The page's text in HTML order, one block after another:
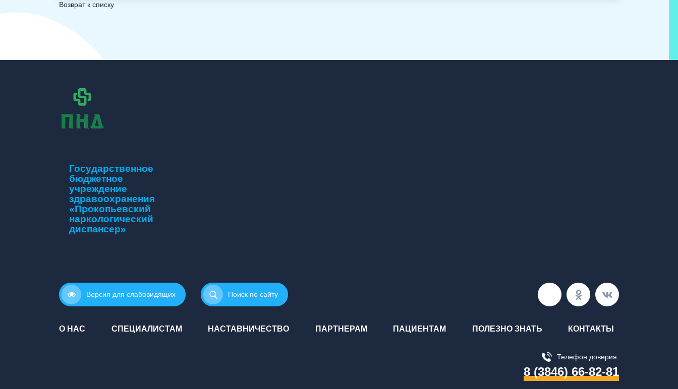
Возврат к списку
Государственное
бюджетное
учреждение
здравоохранения
«Прокопьевский
наркологический
диспансер»
Версия для слабовидящих Поиск по сайту
О НАС СПЕЦИАЛИСТАМ НАСТАВНИЧЕСТВО ПАРТНЕРАМ ПАЦИЕНТАМ ПОЛЕЗНО ЗНАТЬ КОНТАКТЫ
Телефон доверия:
8 (3846) 66-82-81